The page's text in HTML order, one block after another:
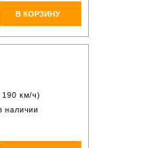
В КОРЗИНУ
190 км/ч)
наличии